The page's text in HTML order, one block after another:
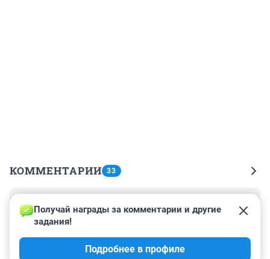
КОММЕНТАРИИ 33
19 февраля 2022, 11:07
Зима прошла,опытная эксплуатация перенесена на
следующий год ...Видимость работы
показана,зарплаты получены )))
Получай награды за комментарии и другие
задания!
Подробнее в профиле